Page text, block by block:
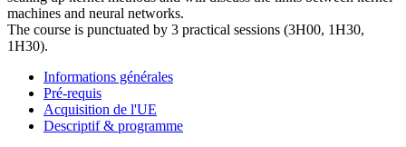
machines and neural networks.
The course is punctuated by 3 practical sessions (3H00, 1H30,
1H30).
Informations générales
Pré-requis
Acquisition de l'UE
Descriptif & programme